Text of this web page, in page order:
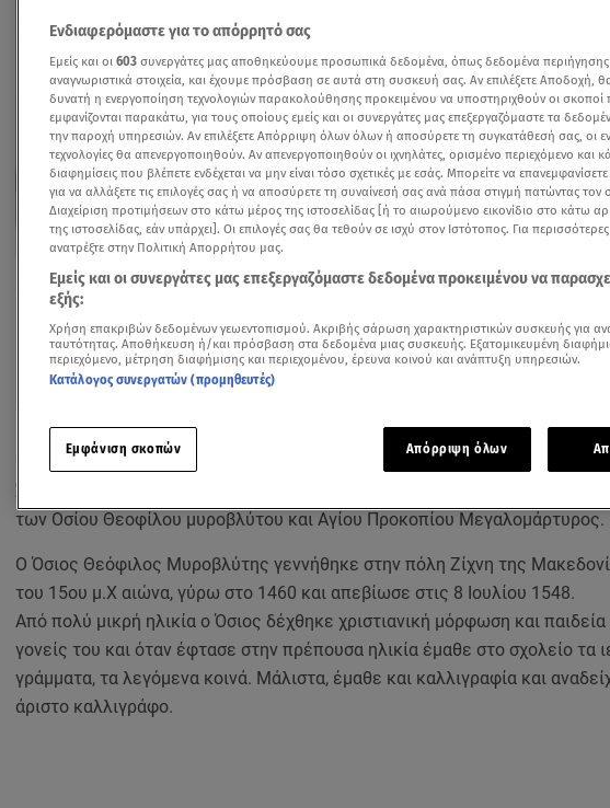
Δείτε περισσότερα άρθρα μας στα αποτελέσματα αναζήτησης
Add star.gr on Google
Σύμφωνα με το
των Οσίου Θεοφίλου μυροβλύτου και Αγίου Προκοπίου Μεγαλομάρτυρος.
Ο Όσιος Θεόφιλος Μυροβλύτης γεννήθηκε στην πόλη Ζίχνη της
του 15ου μ.Χ αιώνα, γύρω στο 1460 και απεβίωσε στις 8 Ιουλίου 1548.
Από πολύ μικρή ηλικία ο Όσιος δέχθηκε χριστιανική μόρφωση και
γονείς του και όταν έφτασε στην πρέπουσα ηλικία έμαθε στο σχολείο τα
γράμματα, τα λεγόμενα κοινά. Μάλιστα, έμαθε και καλλιγραφία και
άριστο καλλιγράφο.
Ενδιαφερόμαστε για το απόρρητό σας
Εμείς και οι 603 συνεργάτες μας αποθηκεύουμε προσωπικά δεδομένα, όπως δεδομένα
αναγνωριστικά στοιχεία, και έχουμε πρόσβαση σε αυτά στη συσκευή σας. Αν επιλέξετε Αποδοχή,
δυνατή η ενεργοποίηση τεχνολογιών παρακολούθησης προκειμένου να υποστηριχθούν οι σκοποί
εμφανίζονται παρακάτω, για τους οποίους εμείς και οι συνεργάτες μας επεξεργαζόμαστε τα
την παροχή υπηρεσιών. Αν επιλέξετε Απόρριψη όλων όλων ή αποσύρετε τη συγκατάθεσή σας, οι
τεχνολογίες θα απενεργοποιηθούν. Αν απενεργοποιηθούν οι ιχνηλάτες, ορισμένο περιεχόμενο και
διαφημίσεις που βλέπετε ενδέχεται να μην είναι τόσο σχετικές με εσάς. Μπορείτε να
για να αλλάξετε τις επιλογές σας ή να αποσύρετε τη συναίνεσή σας ανά πάσα στιγμή πατώντας τον
Διαχείριση προτιμήσεων στο κάτω μέρος της ιστοσελίδας [ή το αιωρούμενο εικονίδιο στο κάτω
της ιστοσελίδας, εάν υπάρχει]. Οι επιλογές σας θα τεθούν σε ισχύ στον Ιστότοπος. Για
ανατρέξτε στην Πολιτική Απορρήτου μας.
Εμείς και οι συνεργάτες μας επεξεργαζόμαστε δεδομένα προκειμένου να
εξής:
Χρήση επακριβών δεδομένων γεωεντοπισμού. Ακριβής σάρωση χαρακτηριστικών συσκευής για
ταυτότητας. Αποθήκευση ή/και πρόσβαση στα δεδομένα μιας συσκευής. Εξατομικευμένη
περιεχόμενο, μέτρηση διαφήμισης και περιεχομένου, έρευνα κοινού και ανάπτυξη υπηρεσιών.
Κατάλογος συνεργατών (προμηθευτές)
Εμφάνιση σκοπών Απόρριψη όλων